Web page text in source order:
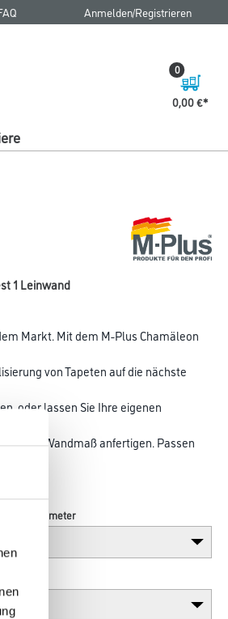
Anmelden/Registrieren
0,00 €
0
1 Leinwand
Markt. Mit dem M-Plus Chamäleon
von Tapeten auf die nächste
oder lassen Sie Ihre eigenen
jedem Wandmaß anfertigen. Passen
in centimeter